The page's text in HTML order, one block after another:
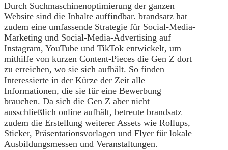
Durch Suchmaschinenoptimierung der ganzen
Website sind die Inhalte auffindbar. brandsatz hat
zudem eine umfassende Strategie für Social-Media-
Marketing und Social-Media-Advertising auf
Instagram, YouTube und TikTok entwickelt, um
mithilfe von kurzen Content-Pieces die Gen Z dort
zu erreichen, wo sie sich aufhält. So finden
Interessierte in der Kürze der Zeit alle
Informationen, die sie für eine Bewerbung
brauchen. Da sich die Gen Z aber nicht
ausschließlich online aufhält, betreute brandsatz
zudem die Erstellung weiterer Assets wie Rollups,
Sticker, Präsentationsvorlagen und Flyer für lokale
Ausbildungsmessen und Veranstaltungen.